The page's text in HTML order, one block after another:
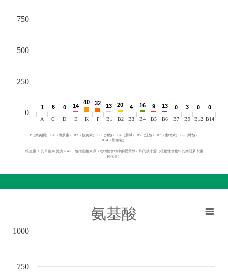
1
1 6
6 0
0 14
14
40
40 32
32 13
13 20
20 4
4 16
16 9
9 13
13 0
0 3
3 0
0 0
0
A C D E K P B1 B2 B3 B4 B5 B6 B7 B9 B12 B14
0
250
500
750
P（类黄酮） B1（硫胺素） B2（核黄素） B3（烟酸） B4（胆碱） B5（泛酸） B7（生物素） B9（叶酸）
B14（甜菜碱）
维生素 A 的单位为 微克 RAE，包括直接来源（动物性食物中的视黄醇）和间接来源（植物性食物中的类胡萝卜素
转化量）
氨基酸
750
1000